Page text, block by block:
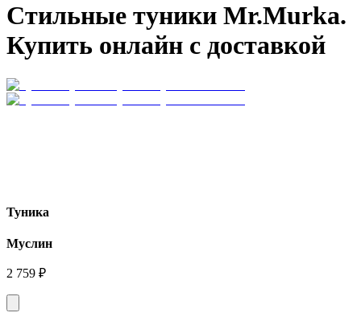
Стильные туники Mr.Murka.
Купить онлайн с доставкой
Туника
Муслин
2 759 ₽